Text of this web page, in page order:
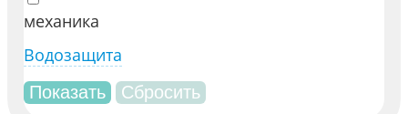
механика
Водозащита